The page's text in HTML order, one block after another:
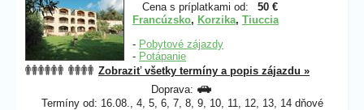
Cena s príplatkami od:
50 €
Francúzsko, Korzika, Tiuccia
- Pobytové zájazdy
- Potápanie
Zobraziť všetky termíny a popis zájazdu »
Doprava:
Termíny od: 16.08., 4, 5, 6, 7, 8, 9, 10, 11, 12, 13, 14 dňové